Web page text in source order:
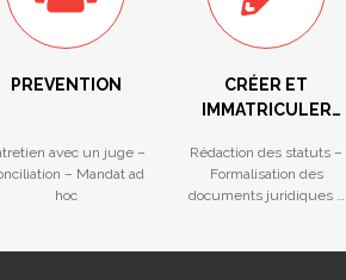
PREVENTION
avec un juge –
– Mandat ad
hoc
CRÉER ET
IMMATRICULER
ENTREPRISE
Rédaction des statuts –
Formalisation des
documents juridiques –